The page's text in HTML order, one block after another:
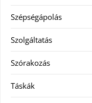
Szépségápolás
Szolgáltatás
Szórakozás
Táskák